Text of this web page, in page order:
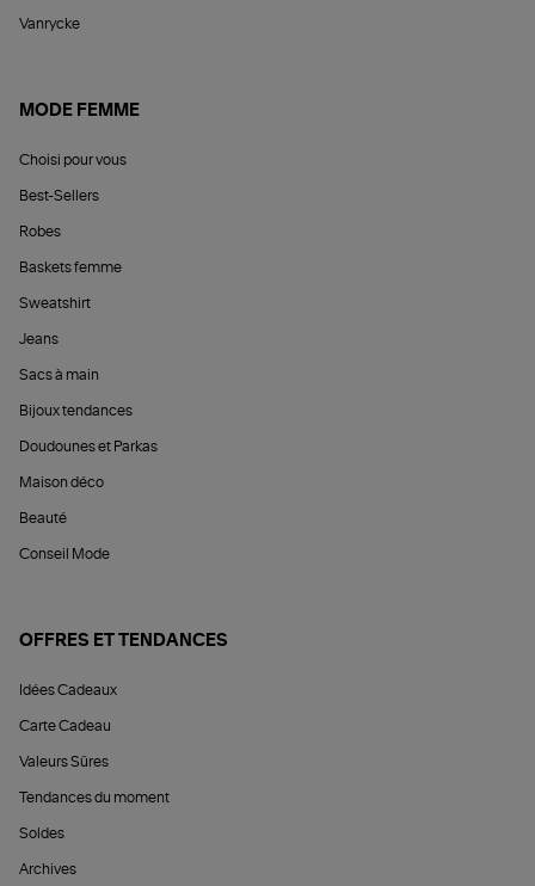
Vanrycke
MODE FEMME
Choisi pour vous
Best-Sellers
Robes
Baskets femme
Sweatshirt
Jeans
Sacs à main
Bijoux tendances
Doudounes et Parkas
Maison déco
Beauté
Conseil Mode
OFFRES ET TENDANCES
Idées Cadeaux
Carte Cadeau
Valeurs Sûres
Tendances du moment
Soldes
Archives